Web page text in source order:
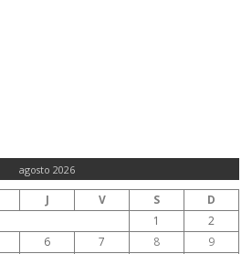
agosto 2026
J V S
D
1
2
6 7 8 9